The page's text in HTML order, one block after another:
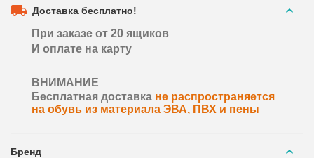
Доставка бесплатно!
При заказе от 20 ящиков
И оплате на карту
ВНИМАНИЕ
Бесплатная доставка не распространяется
на обувь из материала ЭВА, ПВХ и пены
Бренд